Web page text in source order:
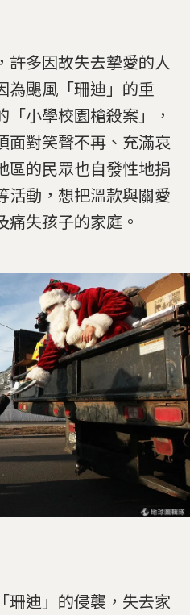
許多因故失去摯愛的人
為颶風「珊迪」的重
小學校園槍殺案」，
面對笑聲不再、充滿哀
區的民眾也自發性地捐
活動，想把溫款與關愛
失孩子的家庭。
珊迪」的侵襲，失去家